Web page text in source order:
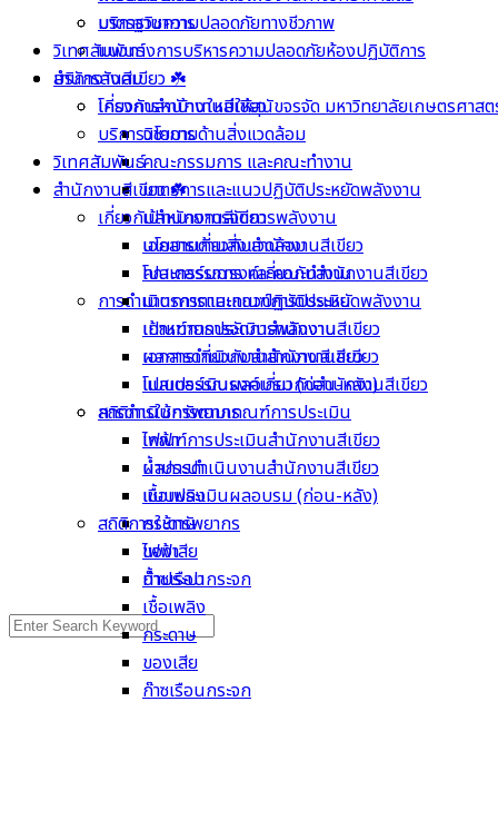
มาตรฐานความปลอดภัยทางชีวภาพ
แนวทางการบริหารความปลอดภัยห้องปฏิบัติการ
บริการสังคม
โครงการหาบ้านใหม่ให้สุนัขจรจัด มหาวิทยาลัยเกษตรศาส
บริการวิชาการ
วิเทศสัมพันธ์
สำนักงานสีเขียว ☘️
เกี่ยวกับสำนักงานสีเขียว
นโยบายด้านสิ่งแวดล้อม
คณะกรรมการ และคณะทำงาน
มาตรการและแนวปฏิบัติประหยัดพลังงาน
เป้าหมายการจัดการพลังงาน
เอกสารเกี่ยวกับสำนักงานสีเขียว
โปสเตอร์รณรงค์เกี่ยวกับสำนักงานสีเขียว
การดำเนินการตามเกณฑ์การประเมิน
เกณฑ์การประเมินสำนักงานสีเขียว
ผลการดำเนินงานสำนักงานสีเขียว
แบบประเมินผลอบรม (ก่อน-หลัง)
สถิติการใช้ทรัพยากร
ไฟฟ้า
น้ำประปา
เชื้อเพลิง
กระดาษ
ของเสีย
ก๊าซเรือนกระจก
บริการวิชาการ
วิเทศสัมพันธ์
สำนักงานสีเขียว ☘️
เกี่ยวกับสำนักงานสีเขียว
นโยบายด้านสิ่งแวดล้อม
คณะกรรมการ และคณะทำงาน
มาตรการและแนวปฏิบัติประหยัดพลังงาน
เป้าหมายการจัดการพลังงาน
เอกสารเกี่ยวกับสำนักงานสีเขียว
โปสเตอร์รณรงค์เกี่ยวกับสำนักงานสีเขียว
การดำเนินการตามเกณฑ์การประเมิน
เกณฑ์การประเมินสำนักงานสีเขียว
ผลการดำเนินงานสำนักงานสีเขียว
แบบประเมินผลอบรม (ก่อน-หลัง)
สถิติการใช้ทรัพยากร
ไฟฟ้า
น้ำประปา
เชื้อเพลิง
กระดาษ
ของเสีย
ก๊าซเรือนกระจก
Search